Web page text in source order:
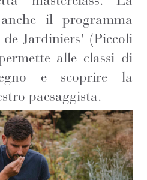
il programma
Jardiniers' (Piccoli
alle classi di
e scoprire la
paesaggista.